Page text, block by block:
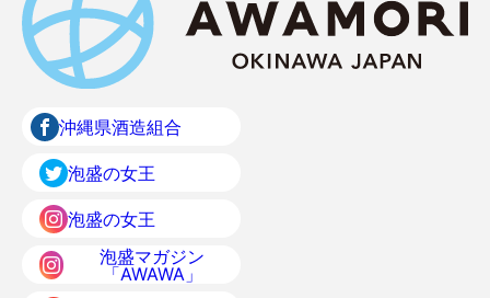
沖縄県酒造組合
泡盛の女王
泡盛の女王
泡盛マガジン
「AWAWA」